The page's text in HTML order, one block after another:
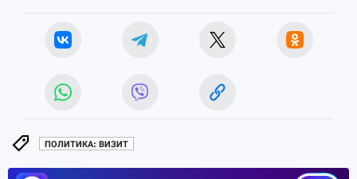
ПОЛИТИКА: ВИЗИТ